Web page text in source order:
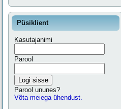
Püsiklient
Kasutajanimi
Parool
Logi sisse
Parool ununes?
Võta meiega ühendust.